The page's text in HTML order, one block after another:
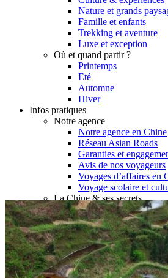
Nature et grands
Famille et enfants
Trekking et aventure
Luxe et exception
Où et quand partir ?
Printemps
Eté
Automne
Hiver
Infos pratiques
Notre agence
Notre agence en Chine
Réseau Asian Roads
Garanties et
Avis de nos voyageurs
Voyages d’affaires en
Voyage scolaire et
La Chine & ses secrets
Présentation de la
Cuisines de Chine
Les Minorités
Fêtes traditionnelles &
Les signes
Les plus belles
Les plus belles